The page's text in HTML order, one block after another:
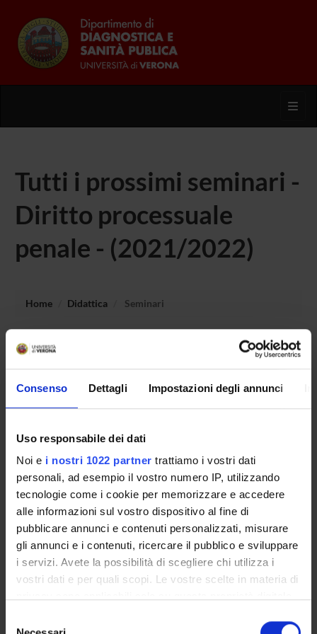
Consenso Dettagli Impostazioni degli annunci
Uso responsabile dei dati
Noi e i nostri 1022 partner trattiamo i vostri dati
personali, ad esempio il vostro numero IP, utilizzando
tecnologie come i cookie per memorizzare e accedere
alle informazioni sul vostro dispositivo al fine di
pubblicare annunci e contenuti personalizzati, misurare
gli annunci e i contenuti, ricercare il pubblico e sviluppare
i servizi. Avete la possibilità di scegliere chi utilizza i
vostri dati e per quali scopi. Le vostre scelte in materia di
modificare o revocare il proprio consenso in qualsiasi
Tutti i prossimi seminari -
Diritto processuale
penale - (2021/2022)
Home Didattica Seminari
Non è stato trovato alcun seminario relativo
CORSI DI STUDIO
DOTTORATI, MASTER E FORMAZIONE SUPERIORE
Contatti
Persone
Luoghi
Calendario